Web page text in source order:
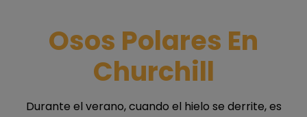
Osos Polares En
Churchill
Durante el verano, cuando el hielo se derrite, es